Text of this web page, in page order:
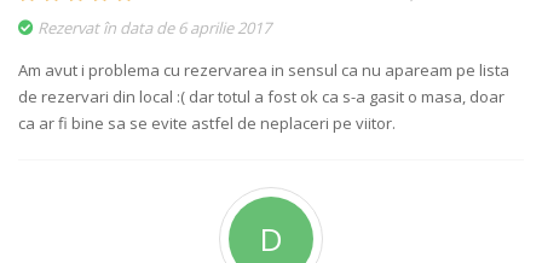
Rezervat în data de 6 aprilie 2017
Am avut i problema cu rezervarea in sensul ca nu apaream pe lista
de rezervari din local :( dar totul a fost ok ca s-a gasit o masa, doar
ca ar fi bine sa se evite astfel de neplaceri pe viitor.
D